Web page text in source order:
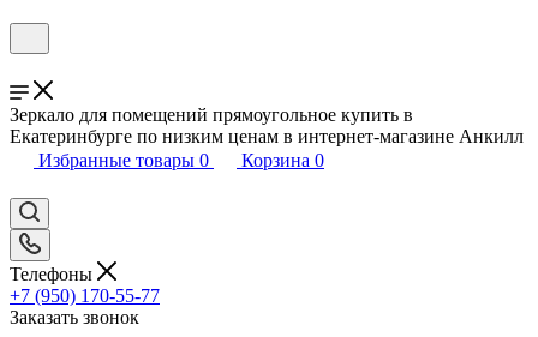
Зеркало для помещений прямоугольное купить в
Екатеринбурге по низким ценам в интернет-магазине Анкилл
Избранные товары 0 Корзина 0
Телефоны
+7 (950) 170-55-77
Заказать звонок